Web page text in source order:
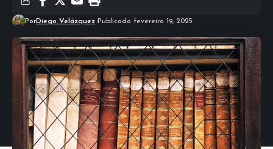
PorDiego Velázquez Publicado fevereiro 19, 2025